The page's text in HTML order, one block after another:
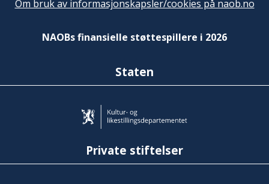
Om bruk av informasjonskapsler/cookies på naob.no
NAOBs finansielle støttespillere i 2026
Staten
Private stiftelser